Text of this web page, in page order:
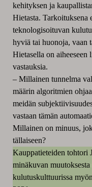
kehityksen ja
Hietasta. Tarkoituksena
teknologisoituvan
hyviä tai huonoja, vaan
Hietasella on
vastauksia.
– Millainen tunnelma
määrin algoritmien
meidän
vastaan tämän
Millainen on minuus,
tällaiseen?
Kauppatieteiden tohtori
minäkuvan
kulutuskulttuurissa